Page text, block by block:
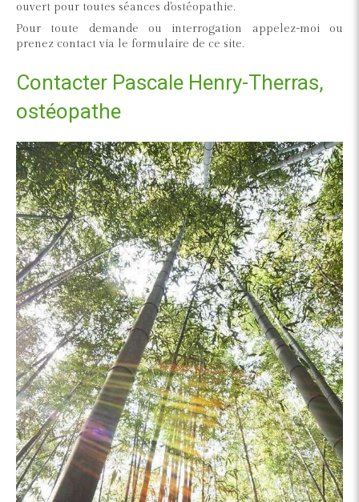
ouvert pour toutes séances d'ostéopathie.
Pour toute demande ou interrogation appelez-moi ou
prenez contact via le formulaire de ce site.
Contacter Pascale Henry-Therras,
ostéopathe